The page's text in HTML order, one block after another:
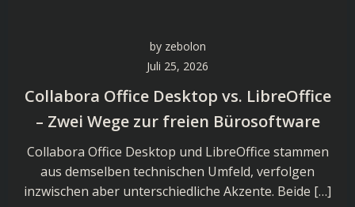
by zebolon
Juli 25, 2026
Collabora Office Desktop vs. LibreOffice
– Zwei Wege zur freien Bürosoftware
Collabora Office Desktop und LibreOffice stammen
aus demselben technischen Umfeld, verfolgen
inzwischen aber unterschiedliche Akzente. Beide […]